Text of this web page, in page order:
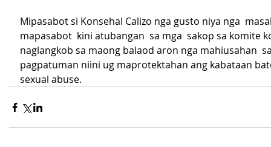
Mipasabot si Konsehal Calizo nga gusto niya nga
mapasabot  kini atubangan  sa mga  sakop sa komite
naglangkob sa maong balaod aron nga mahiusahan
pagpatuman niini ug maprotektahan ang kabataan
sexual abuse.